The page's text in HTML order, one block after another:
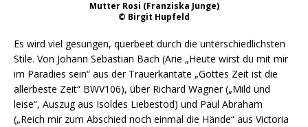
Mutter Rosi (Franziska Junge)
© Birgit Hupfeld
Es wird viel gesungen, querbeet durch die unterschiedlichsten
Stile. Von Johann Sebastian Bach (Arie „Heute wirst du mit mir
im Paradies sein“ aus der Trauerkantate „Gottes Zeit ist die
allerbeste Zeit“ BWV106), über Richard Wagner („Mild und
leise“, Auszug aus Isoldes Liebestod) und Paul Abraham
(„Reich mir zum Abschied noch einmal die Hände“ aus Victoria